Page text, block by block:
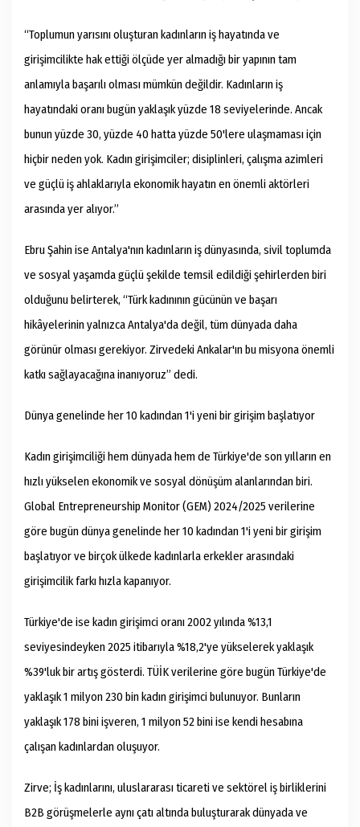
“Toplumun yarısını oluşturan kadınların iş hayatında ve
girişimcilikte hak ettiği ölçüde yer almadığı bir yapının tam
anlamıyla başarılı olması mümkün değildir. Kadınların iş
hayatındaki oranı bugün yaklaşık yüzde 18 seviyelerinde. Ancak
bunun yüzde 30, yüzde 40 hatta yüzde 50'lere ulaşmaması için
hiçbir neden yok. Kadın girişimciler; disiplinleri, çalışma azimleri
ve güçlü iş ahlaklarıyla ekonomik hayatın en önemli aktörleri
arasında yer alıyor.”
Ebru Şahin ise Antalya'nın kadınların iş dünyasında, sivil toplumda
ve sosyal yaşamda güçlü şekilde temsil edildiği şehirlerden biri
olduğunu belirterek, “Türk kadınının gücünün ve başarı
hikâyelerinin yalnızca Antalya'da değil, tüm dünyada daha
görünür olması gerekiyor. Zirvedeki Ankalar'ın bu misyona önemli
katkı sağlayacağına inanıyoruz” dedi.
Dünya genelinde her 10 kadından 1'i yeni bir girişim başlatıyor
Kadın girişimciliği hem dünyada hem de Türkiye'de son yılların en
hızlı yükselen ekonomik ve sosyal dönüşüm alanlarından biri.
Global Entrepreneurship Monitor (GEM) 2024/2025 verilerine
göre bugün dünya genelinde her 10 kadından 1'i yeni bir girişim
başlatıyor ve birçok ülkede kadınlarla erkekler arasındaki
girişimcilik farkı hızla kapanıyor.
Türkiye'de ise kadın girişimci oranı 2002 yılında %13,1
seviyesindeyken 2025 itibarıyla %18,2'ye yükselerek yaklaşık
%39'luk bir artış gösterdi. TÜİK verilerine göre bugün Türkiye'de
yaklaşık 1 milyon 230 bin kadın girişimci bulunuyor. Bunların
yaklaşık 178 bini işveren, 1 milyon 52 bini ise kendi hesabına
çalışan kadınlardan oluşuyor.
Zirve; İş kadınlarını, uluslararası ticareti ve sektörel iş birliklerini
B2B görüşmelerle aynı çatı altında buluşturarak dünyada ve